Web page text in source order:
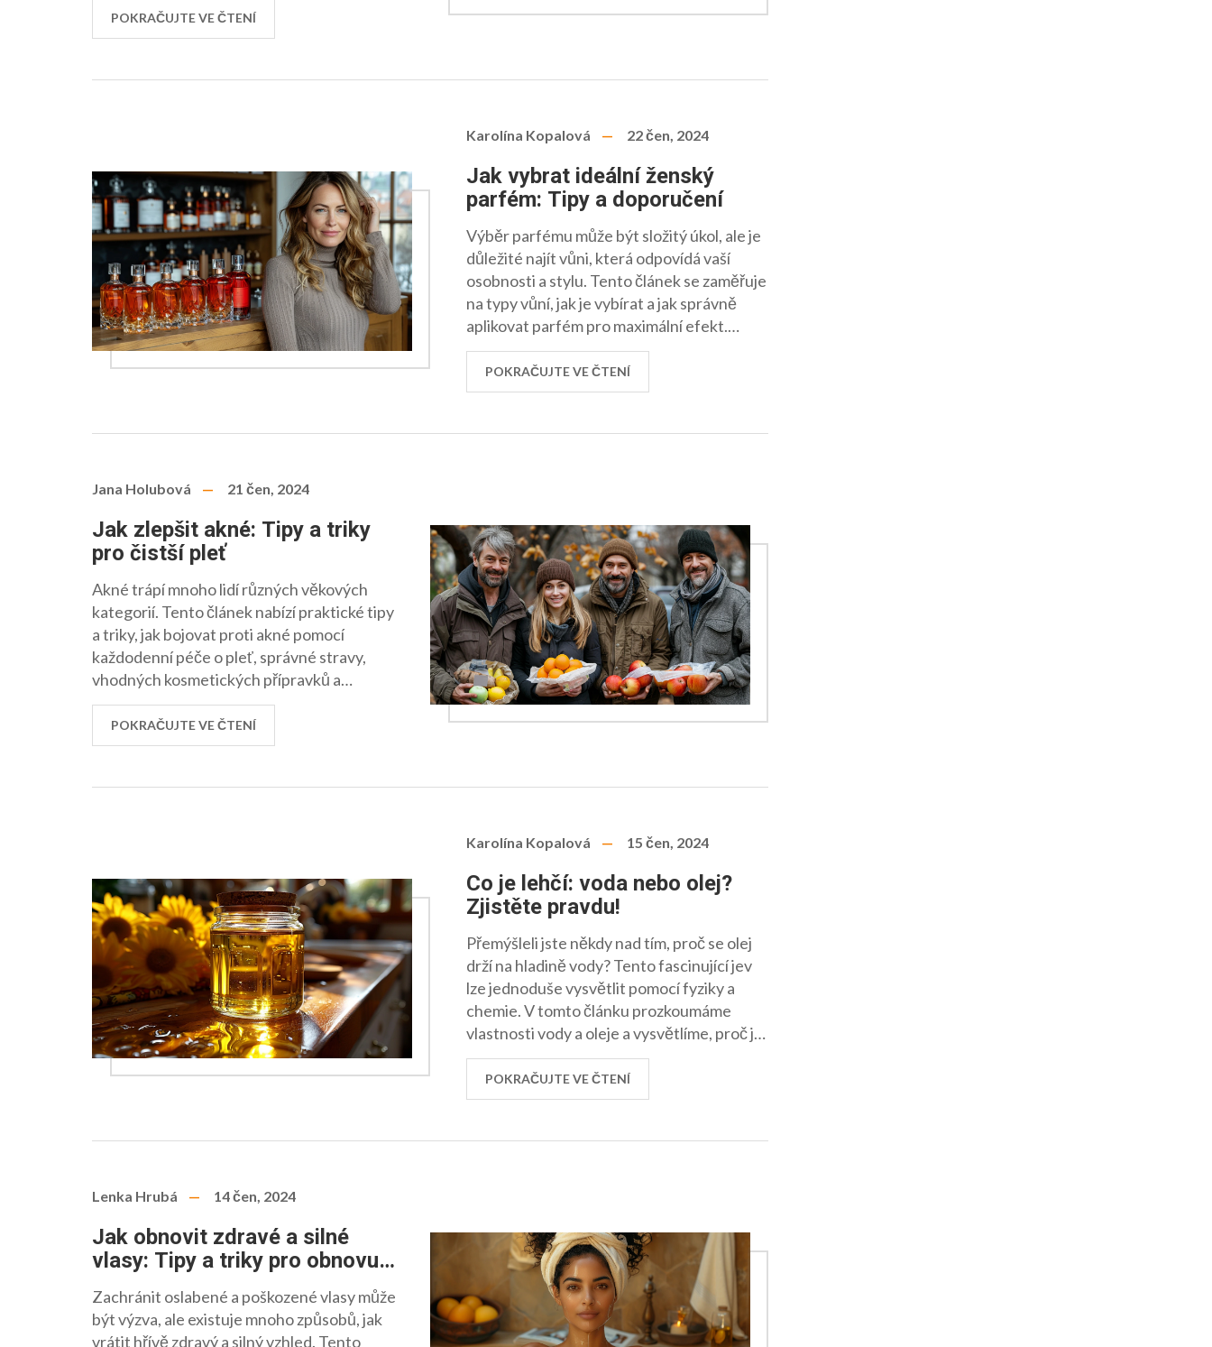
POKRAČUJTE VE ČTENÍ
Karolína Kopalová 22 čen, 2024
Jak vybrat ideální ženský
parfém: Tipy a doporučení
Výběr parfému může být složitý úkol, ale je
důležité najít vůni, která odpovídá vaší
osobnosti a stylu. Tento článek se zaměřuje
na typy vůní, jak je vybírat a jak správně
aplikovat parfém pro maximální efekt.
Nabízíme užitečné tipy a zajímavé
informace, které vám pomohou při výběru
ideálního parfému.
POKRAČUJTE VE ČTENÍ
Jana Holubová 21 čen, 2024
Jak zlepšit akné: Tipy a triky
pro čistší pleť
Akné trápí mnoho lidí různých věkových
kategorií. Tento článek nabízí praktické tipy
a triky, jak bojovat proti akné pomocí
každodenní péče o pleť, správné stravy,
vhodných kosmetických přípravků a
životního stylu. Přečtěte si, jak se zbavit
nepříjemností spojených s akné a zlepšit tak
vzhled své pleti.
POKRAČUJTE VE ČTENÍ
Karolína Kopalová 15 čen, 2024
Co je lehčí: voda nebo olej?
Zjistěte pravdu!
Přemýšleli jste někdy nad tím, proč se olej
drží na hladině vody? Tento fascinující jev
lze jednoduše vysvětlit pomocí fyziky a
chemie. V tomto článku prozkoumáme
vlastnosti vody a oleje a vysvětlíme, proč je
olej lehčí než voda. Kromě toho se také
dozvíte několik praktických tipů, jak tyto
znalosti využít v každodenním životě.
POKRAČUJTE VE ČTENÍ
Lenka Hrubá 14 čen, 2024
Jak obnovit zdravé a silné
vlasy: Tipy a triky pro obnovu
Zachránit oslabené a poškozené vlasy může
být výzva, ale existuje mnoho způsobů, jak
vrátit hřívě zdravý a silný vzhled. Tento